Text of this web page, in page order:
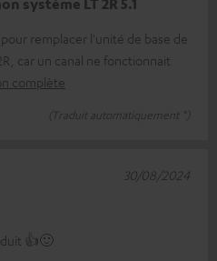
système LT 2R 5.1
pour remplacer l'unité de base de
car un canal ne fonctionnait
complète
(Traduit automatiquement *)
👍🙂
30/08/2024